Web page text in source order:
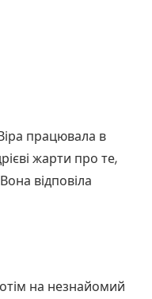
працювала в
жарти про те,
відповіла
на незнайомий